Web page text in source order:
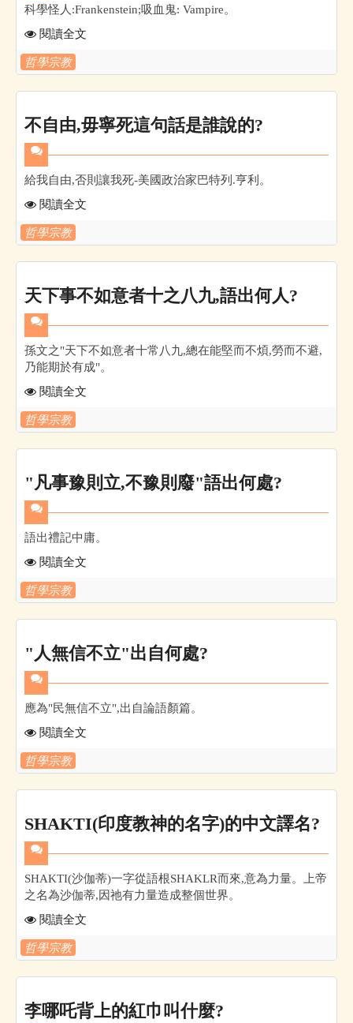
科學怪人:Frankenstein;吸血鬼: Vampire。
閱讀全文
哲學宗教
不自由,毋寧死這句話是誰說的?
給我自由,否則讓我死-美國政治家巴特列.亨利。
閱讀全文
哲學宗教
天下事不如意者十之八九,語出何人?
孫文之"天下不如意者十常八九,總在能堅而不煩,勞而不避,
乃能期於有成"。
閱讀全文
哲學宗教
"凡事豫則立,不豫則廢"語出何處?
語出禮記中庸。
閱讀全文
哲學宗教
"人無信不立"出自何處?
應為"民無信不立",出自論語顏篇。
閱讀全文
哲學宗教
SHAKTI(印度教神的名字)的中文譯名?
SHAKTI(沙伽蒂)一字從語根SHAKLR而來,意為力量。上帝
之名為沙伽蒂,因祂有力量造成整個世界。
閱讀全文
哲學宗教
李哪吒背上的紅巾叫什麼?